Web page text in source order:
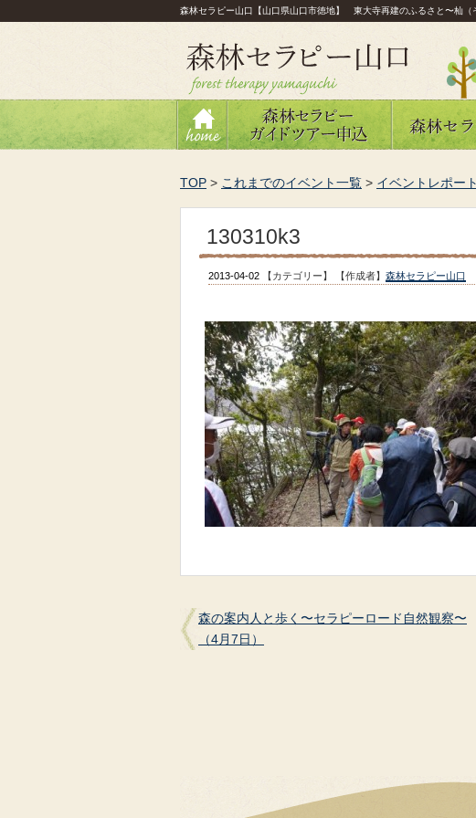
森林セラピー山口【山口県山口市徳地】 東大寺再建のふるさと〜杣
TOP > これまでのイベント一覧 > イベントレポート
130310k3
2013-04-02 【カテゴリー】 【作成者】 森林セラピー山口
森の案内人と歩く〜セラピーロード自然観察〜
（4月7日）